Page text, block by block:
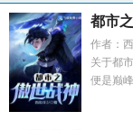
都市
作者：
关于都
便是巅